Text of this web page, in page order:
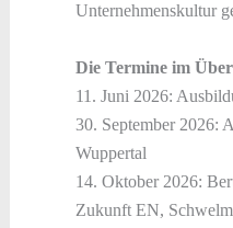
Unternehmenskultur
Die Termine im
11. Juni 2026:
30. September 2026:
Wuppertal
14. Oktober 2026:
Zukunft EN, Schwelm